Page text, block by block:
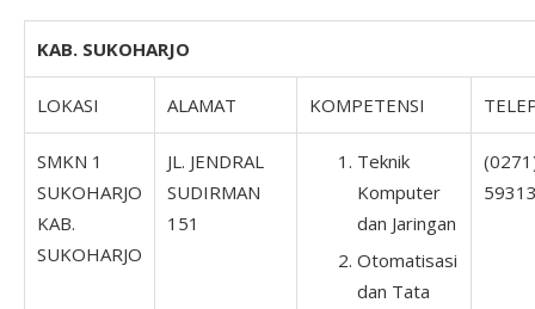
KAB. SUKOHARJO
LOKASI ALAMAT KOMPETENSI
SMKN 1
SUKOHARJO
KAB.
SUKOHARJO
JL. JENDRAL
SUDIRMAN
151
Teknik
Komputer
dan Jaringan
Otomatisasi
dan Tata